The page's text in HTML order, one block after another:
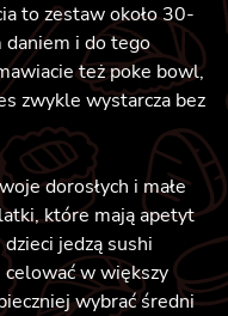
to zestaw około 30-
i do tego
też poke bowl,
zwykle wystarcza bez
dorosłych i małe
które mają apetyt
jedzą sushi
w większy
wybrać średni